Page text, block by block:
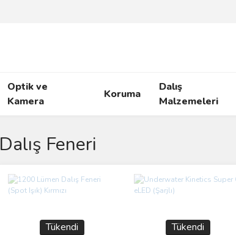
Optik ve
Kamera
Koruma
Dalış
Malzemeleri
Dalış Feneri
Tükendi Tükendi